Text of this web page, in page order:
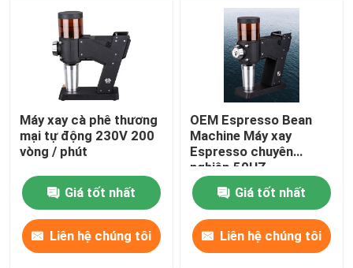
Máy xay cà phê thương
mại tự động 230V 200
vòng / phút
Giá tốt nhất
Liên hệ chúng tôi
OEM Espresso Bean
Machine Máy xay
Espresso chuyên
nghiệp 50HZ
Giá tốt nhất
Liên hệ chúng tôi